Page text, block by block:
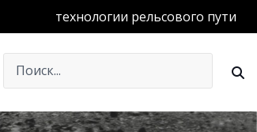
технологии рельсового пути